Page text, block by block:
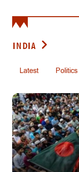
INDIA
Latest Politics